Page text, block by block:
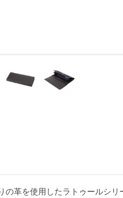
の革を使用したラトゥールシリ